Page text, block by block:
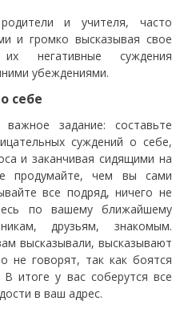
и учителя, часто
и громко высказывая свое
негативные суждения
убеждениями.
себе
задание: составьте
суждений о себе,
и заканчивая сидящими на
продумайте, чем вы сами
все подряд, ничего не
по вашему ближайшему
друзьям, знакомым.
высказывали, высказывают
не говорят, так как боятся
итоге у вас соберутся все
в ваш адрес.